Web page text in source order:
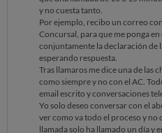
Durante septiembre de 2025 se
la documentación solicitada
información de entidades
fechas también se trasladó la
hipotecario, entidad con la que
difícil contactar, al no responder
negociación.
En octubre de 2025 se revisó el
Concursal, la situación del crédito
soluciones. También se
canalizar transferencias a
y no cuesta tanto.
Por ejemplo, recibo un correo
Concursal, para que me ponga
conjuntamente la declaración de
esperando respuesta.
Tras llamaros me dice una de las
como siempre y no con el AC.
email escrito y conversaciones
Yo solo deseo conversar con el
ver como va todo el proceso y no
llamada solo ha llamado un día y